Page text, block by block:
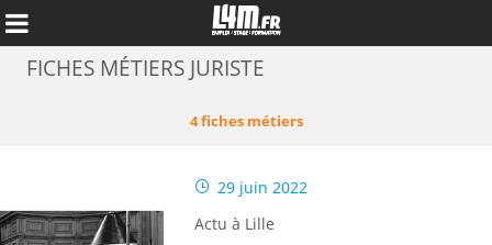
FICHES MÉTIERS JURISTE
4 fiches métiers
29 juin 2022
Actu à Lille